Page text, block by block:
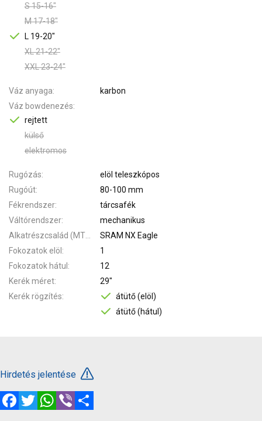
S 15-16"
M 17-18"
L 19-20"
XL 21-22"
XXL 23-24"
Váz anyaga
karbon
Váz bowdenezés
rejtett
külső
elektromos
Rugózás
elöl teleszkópos
Rugóút
80-100 mm
Fékrendszer
tárcsafék
Váltórendszer
mechanikus
SRAM NX Eagle
Fokozatok elöl
1
Fokozatok hátul
12
Kerék méret
29"
Kerék rögzítés
átütő (elöl)
átütő (hátul)
Hirdetés jelentése
FacebookTwitterWhatsApp
Viber